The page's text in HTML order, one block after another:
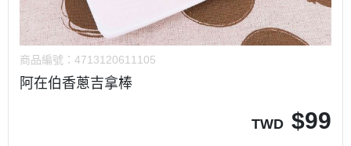
商品編號： 4713120611105
阿在伯香蔥吉拿棒
TWD $99